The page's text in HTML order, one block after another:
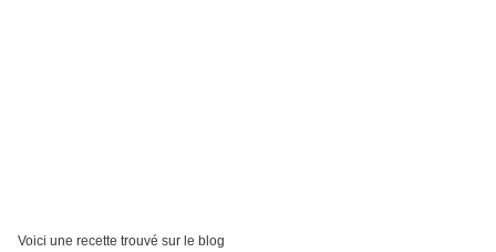
Voici une recette trouvé sur le blog